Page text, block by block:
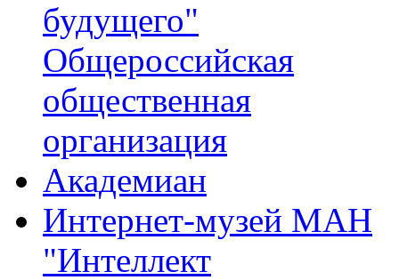
будущего"
Общероссийская
общественная
организация
Академиан
Интернет-музей МАН
"Интеллект